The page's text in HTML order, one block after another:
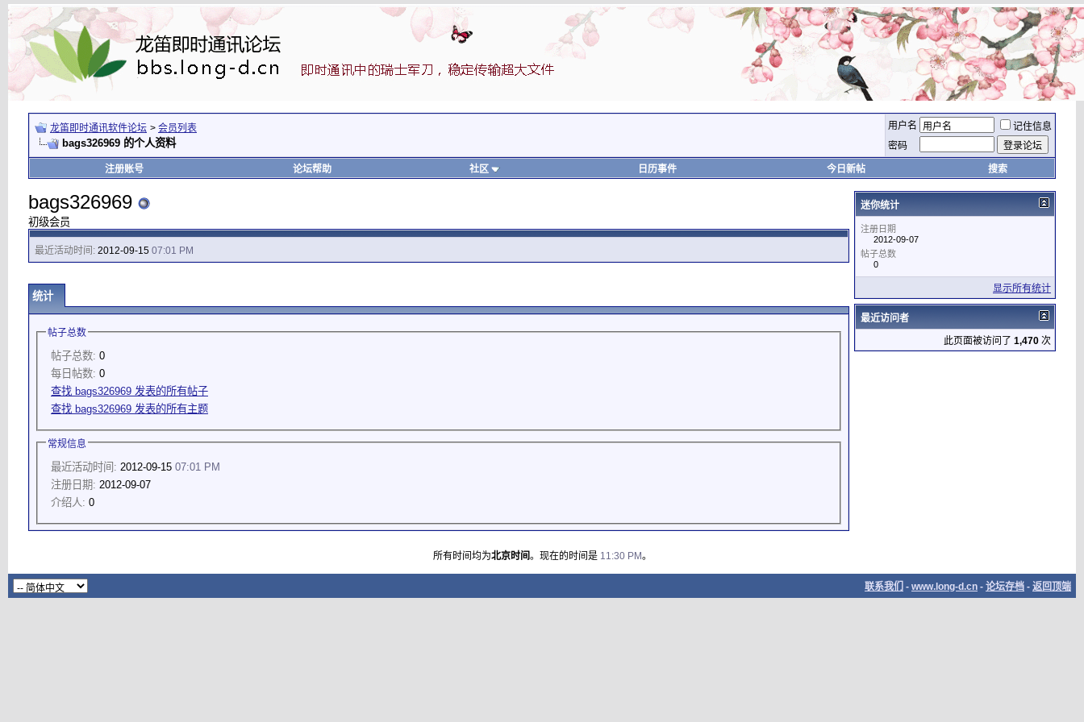
龙笛即时通讯软件论坛 > 会员列表
bags326969 的个人资料
用户名
记住信息
密码
注册账号 论坛帮助 社区 日历事件 今日新帖 搜索
bags326969
初级会员
最近活动时间: 2012-09-15 07:01 PM
统计
帖子总数
帖子总数: 0
每日帖数: 0
查找 bags326969 发表的所有帖子
查找 bags326969 发表的所有主题
常规信息
最近活动时间: 2012-09-15 07:01 PM
注册日期: 2012-09-07
介绍人: 0
迷你统计
注册日期
2012-09-07
帖子总数
0
显示所有统计
最近访问者
此页面被访问了 1,470 次
所有时间均为北京时间。现在的时间是 11:30 PM。
联系我们 - www.long-d.cn - 论坛存档 - 返回顶端